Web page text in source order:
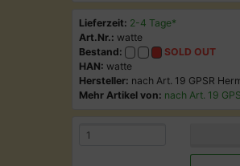
Lieferzeit: 2-4 Tage*
Art.Nr.: watte
Bestand:
SOLD OUT
HAN: watte
Hersteller: nach Art. 19 GPSR
Mehr Artikel von: nach Art. 19